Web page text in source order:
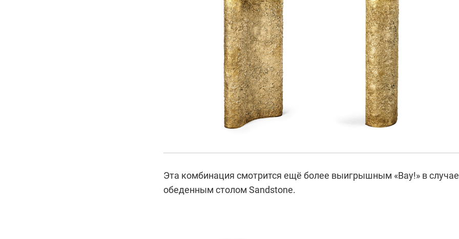
Эта комбинация смотрится ещё более выигрышным «Вау!» в
обеденным столом Sandstone.